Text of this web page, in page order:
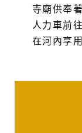
寺廟供奉
人力車前
在河內享